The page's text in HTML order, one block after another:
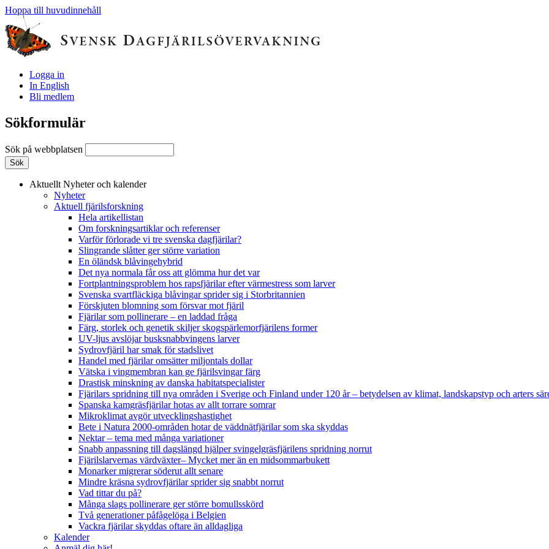
Hoppa till huvudinnehåll
Logga in
In English
Bli medlem
Sökformulär
Sök på webbplatsen
Aktuellt Nyheter och kalender
Nyheter
Aktuell fjärilsforskning
Hela artikellistan
Om forskningsartiklar och referenser
Varför förlorade vi tre svenska dagfjärilar?
Slingrande slåtter ger större variation
En öländsk blåvingehybrid
Det nya normala får oss att glömma hur det var
Fortplantningsproblem hos rapsfjärilar efter värmestress som larver
Svenska svartfläckiga blåvingar sprider sig i Storbritannien
Förskjuten blomning som försvar mot fjäril
Fjärilar som pollinerare – en laddad fråga
Färg, storlek och genetik skiljer skogspärlemorfjärilens former
UV-ljus avslöjar busksnabbvingens larver
Sydrovfjäril har smak för stadslivet
Handel med fjärilar omsätter miljontals dollar
Vätska i vingmembran kan ge fjärilsvingar färg
Drastisk minskning av danska habitatspecialister
Fjärilars spridning till nya områden i Sverige och Finland under 120 år– betydelsen av klimat, landskapstyp och arters
Spanska kamgräsfjärilar hotas av allt torrare somrar
Mikroklimat avgör utvecklingshastighet
Bete i Natura 2000-områden hotar de väddnätfjärilar som ska skyddas
Nektar – tema med många variationer
Snabb anpassning till dagslängd hjälper svingelgräsfjärilens spridning norrut
Fjärilslarvernas värdväxter– Mycket mer än en midsommarbukett
Monarker migrerar söderut allt senare
Mindre kräsna sydrovfjärilar sprider sig snabbt norrut
Vad tittar du på?
Många slags pollinerare ger större bomullsskörd
Två generationer påfågelöga i Belgien
Vackra fjärilar skyddas oftare än alldagliga
Kalender